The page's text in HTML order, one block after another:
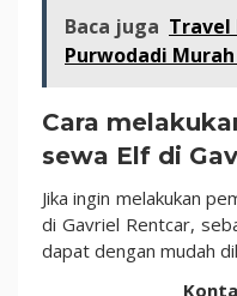
Baca juga Travel
Purwodadi Murah
Cara
sewa Elf di
Jika ingin melakukan
di Gavriel Rentcar,
dapat dengan mudah